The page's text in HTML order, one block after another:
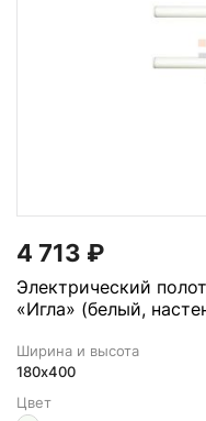
4 713 ₽
Электрический
«Игла» (белый,
Ширина и высота
180х400
Цвет